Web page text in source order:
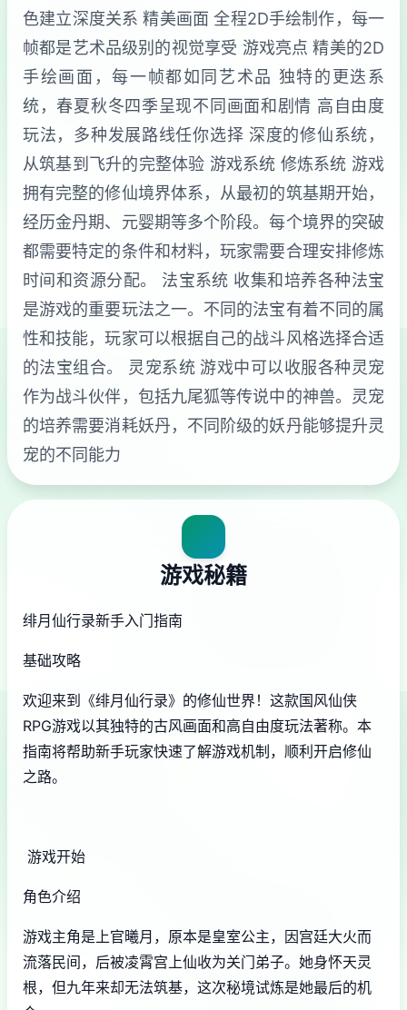
色建立深度关系 精美画面 全程2D手绘制作，每一
帧都是艺术品级别的视觉享受 游戏亮点 精美的2D
手绘画面，每一帧都如同艺术品 独特的更迭系
统，春夏秋冬四季呈现不同画面和剧情 高自由度
玩法，多种发展路线任你选择 深度的修仙系统，
从筑基到飞升的完整体验 游戏系统 修炼系统 游戏
拥有完整的修仙境界体系，从最初的筑基期开始，
经历金丹期、元婴期等多个阶段。每个境界的突破
都需要特定的条件和材料，玩家需要合理安排修炼
时间和资源分配。 法宝系统 收集和培养各种法宝
是游戏的重要玩法之一。不同的法宝有着不同的属
性和技能，玩家可以根据自己的战斗风格选择合适
的法宝组合。 灵宠系统 游戏中可以收服各种灵宠
作为战斗伙伴，包括九尾狐等传说中的神兽。灵宠
的培养需要消耗妖丹，不同阶级的妖丹能够提升灵
宠的不同能力
游戏秘籍
绯月仙行录新手入门指南
基础攻略
欢迎来到《绯月仙行录》的修仙世界！这款国风仙侠
RPG游戏以其独特的古风画面和高自由度玩法著称。本
指南将帮助新手玩家快速了解游戏机制，顺利开启修仙
之路。
游戏开始
角色介绍
游戏主角是上官曦月，原本是皇室公主，因宫廷大火而
流落民间，后被凌霄宫上仙收为关门弟子。她身怀天灵
根，但九年来却无法筑基，这次秘境试炼是她最后的机